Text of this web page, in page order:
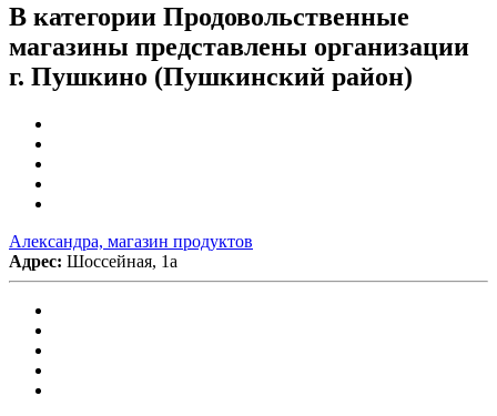
В категории Продовольственные
магазины представлены организации
г. Пушкино (Пушкинский район)
Александра, магазин продуктов
Адрес: Шоссейная, 1а